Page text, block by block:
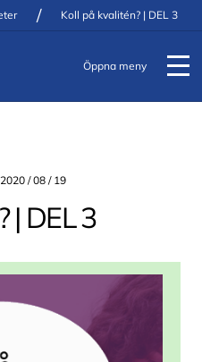
/ Koll på kvalitén? | DEL 3
Öppna meny
/ 08 / 19
| DEL 3